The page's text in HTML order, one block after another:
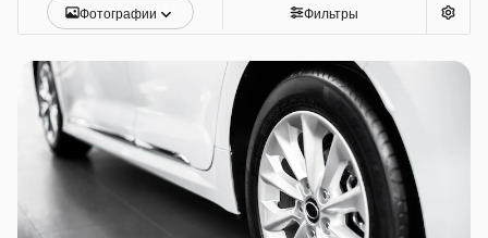
Фотографии Фильтры